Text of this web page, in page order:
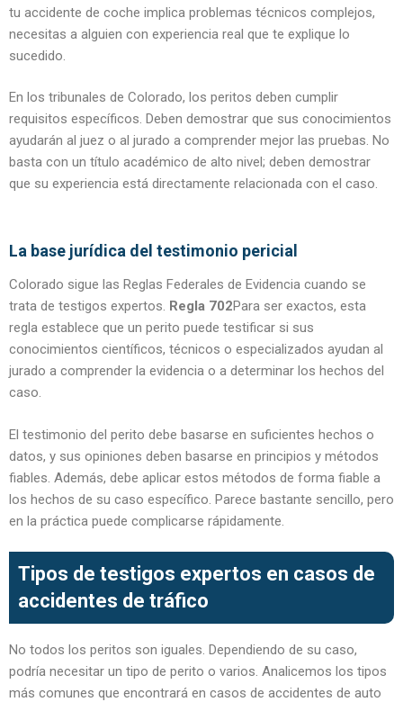
tu accidente de coche implica problemas técnicos complejos,
necesitas a alguien con experiencia real que te explique lo
sucedido.
En los tribunales de Colorado, los peritos deben cumplir
requisitos específicos. Deben demostrar que sus conocimientos
ayudarán al juez o al jurado a comprender mejor las pruebas. No
basta con un título académico de alto nivel; deben demostrar
que su experiencia está directamente relacionada con el caso.
La base jurídica del testimonio pericial
Colorado sigue las Reglas Federales de Evidencia cuando se
trata de testigos expertos. Regla 702Para ser exactos, esta
regla establece que un perito puede testificar si sus
conocimientos científicos, técnicos o especializados ayudan al
jurado a comprender la evidencia o a determinar los hechos del
caso.
El testimonio del perito debe basarse en suficientes hechos o
datos, y sus opiniones deben basarse en principios y métodos
fiables. Además, debe aplicar estos métodos de forma fiable a
los hechos de su caso específico. Parece bastante sencillo, pero
en la práctica puede complicarse rápidamente.
Tipos de testigos expertos en casos de
accidentes de tráfico
No todos los peritos son iguales. Dependiendo de su caso,
podría necesitar un tipo de perito o varios. Analicemos los tipos
más comunes que encontrará en casos de accidentes de auto